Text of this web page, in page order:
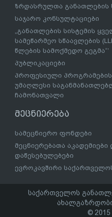
ზრდასრულთა განათლების
საჯარო კონსულტაციები
„განათლების სისტემის
სამეწარმეო სწაავლების
წლების სამოქმედო გეგმა“’
პუბლიკაციები
პროფესიული
უმაღლესი
ჩამონათვალი
მეცნიერება
სამეცნიერო ფონდები
მეცნიერებათა
დაწესებულებები
ევროკავშირი
საქართველოს
© 2015